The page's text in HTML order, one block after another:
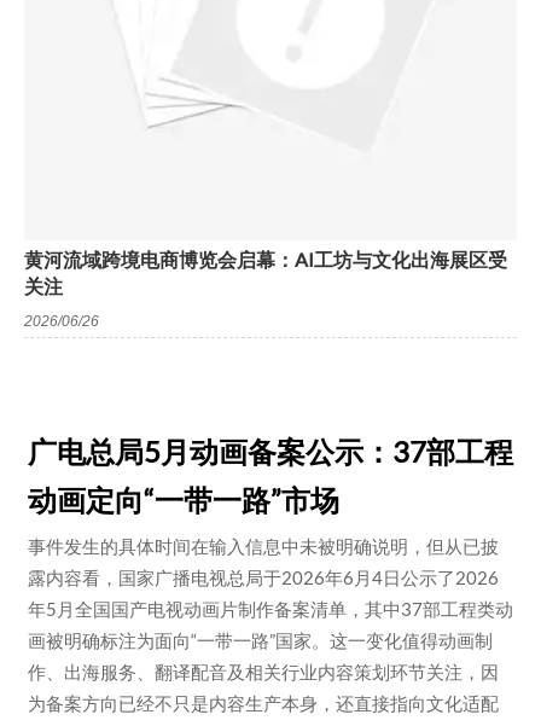
黄河流域跨境电商博览会启幕：AI工坊与文化出海展区受
关注
2026/06/26
广电总局5月动画备案公示：37部工程
动画定向“一带一路”市场
事件发生的具体时间在输入信息中未被明确说明，但从已披
露内容看，国家广播电视总局于2026年6月4日公示了2026
年5月全国国产电视动画片制作备案清单，其中37部工程类动
画被明确标注为面向“一带一路”国家。这一变化值得动画制
作、出海服务、翻译配音及相关行业内容策划环节关注，因
为备案方向已经不只是内容生产本身，还直接指向文化适配